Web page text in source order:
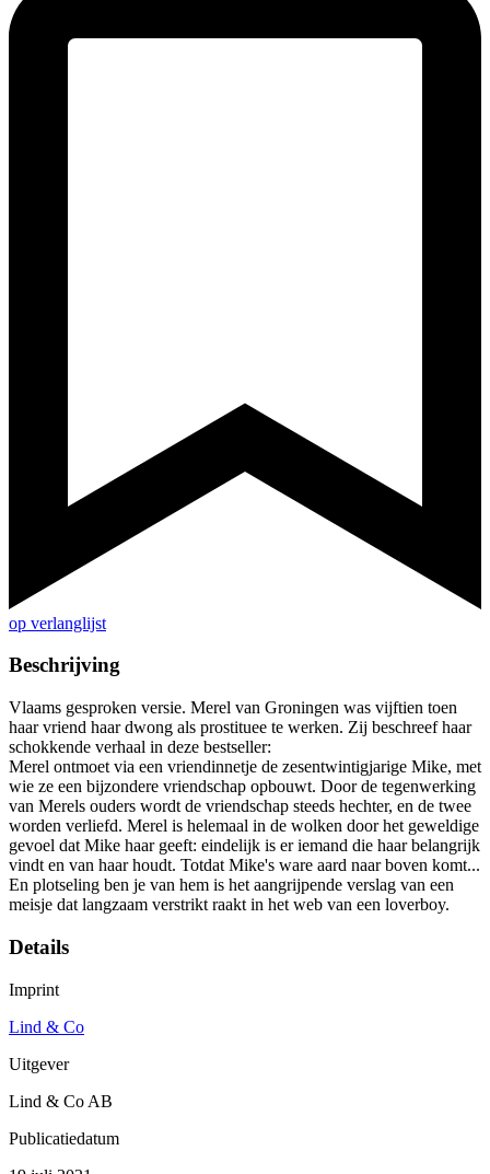
op verlanglijst
Beschrijving
Vlaams gesproken versie. Merel van Groningen was vijftien toen
haar vriend haar dwong als prostituee te werken. Zij beschreef haar
schokkende verhaal in deze bestseller:
Merel ontmoet via een vriendinnetje de zesentwintigjarige Mike, met
wie ze een bijzondere vriendschap opbouwt. Door de tegenwerking
van Merels ouders wordt de vriendschap steeds hechter, en de twee
worden verliefd. Merel is helemaal in de wolken door het geweldige
gevoel dat Mike haar geeft: eindelijk is er iemand die haar belangrijk
vindt en van haar houdt. Totdat Mike's ware aard naar boven komt...
En plotseling ben je van hem is het aangrijpende verslag van een
meisje dat langzaam verstrikt raakt in het web van een loverboy.
Details
Imprint
Lind & Co
Uitgever
Lind & Co AB
Publicatiedatum